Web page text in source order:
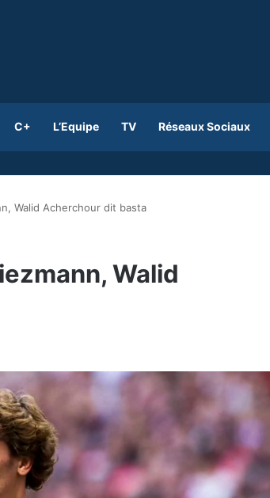
C+ L’Equipe TV Réseaux Sociaux
Walid Acherchour dit basta
Walid